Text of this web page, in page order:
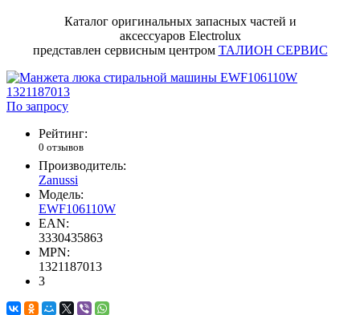
Каталог оригинальных запасных частей и
аксессуаров Electrolux
представлен сервисным центром ТАЛИОН СЕРВИС
По запросу
Рейтинг:
0 отзывов
Производитель:
Zanussi
Модель:
EWF106110W
EAN:
3330435863
MPN:
1321187013
3